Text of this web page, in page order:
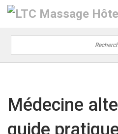
Médecine
guide